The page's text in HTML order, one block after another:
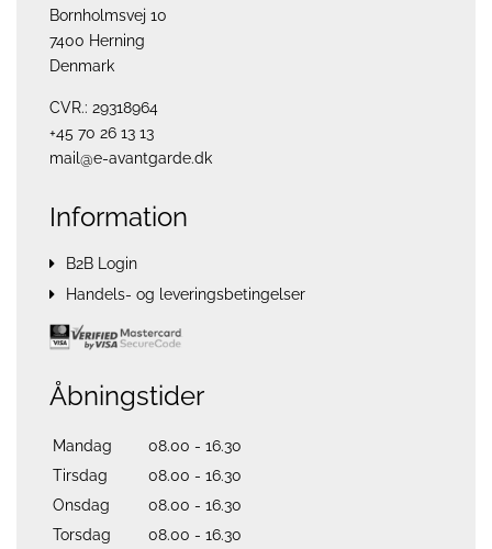
Bornholmsvej 10
7400 Herning
Denmark
CVR.: 29318964
+45 70 26 13 13
mail@e-avantgarde.dk
Information
B2B Login
Handels- og leveringsbetingelser
Åbningstider
Mandag
08.00 - 16.30
Tirsdag
08.00 - 16.30
Onsdag
08.00 - 16.30
Torsdag
08.00 - 16.30